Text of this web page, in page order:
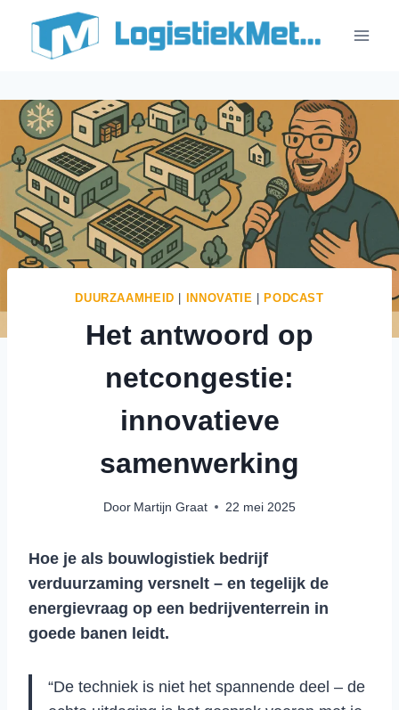
Doorgaan
inhoud
DUURZAAMHEID INNOVATIE PODCAST
Het antwoord op
netcongestie:
innovatieve
samenwerking
Door Martijn Graat 22 mei 2025
Hoe je als bouwlogistiek bedrijf
verduurzaming versnelt – en tegelijk de
energievraag op een bedrijventerrein in
goede banen leidt.
“De techniek is niet het spannende deel – de